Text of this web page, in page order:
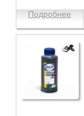
Подробнее